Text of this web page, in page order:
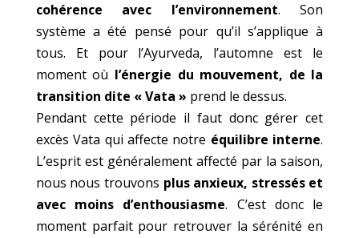
cohérence avec l’environnement. Son
système a été pensé pour qu’il s’applique à
tous. Et pour l’Ayurveda, l’automne est le
moment où l’énergie du mouvement, de la
transition dite « Vata » prend le dessus.
Pendant cette période il faut donc gérer cet
excès Vata qui affecte notre équilibre interne.
L’esprit est généralement affecté par la saison,
nous nous trouvons plus anxieux, stressés et
avec moins d’enthousiasme. C’est donc le
moment parfait pour retrouver la sérénité en